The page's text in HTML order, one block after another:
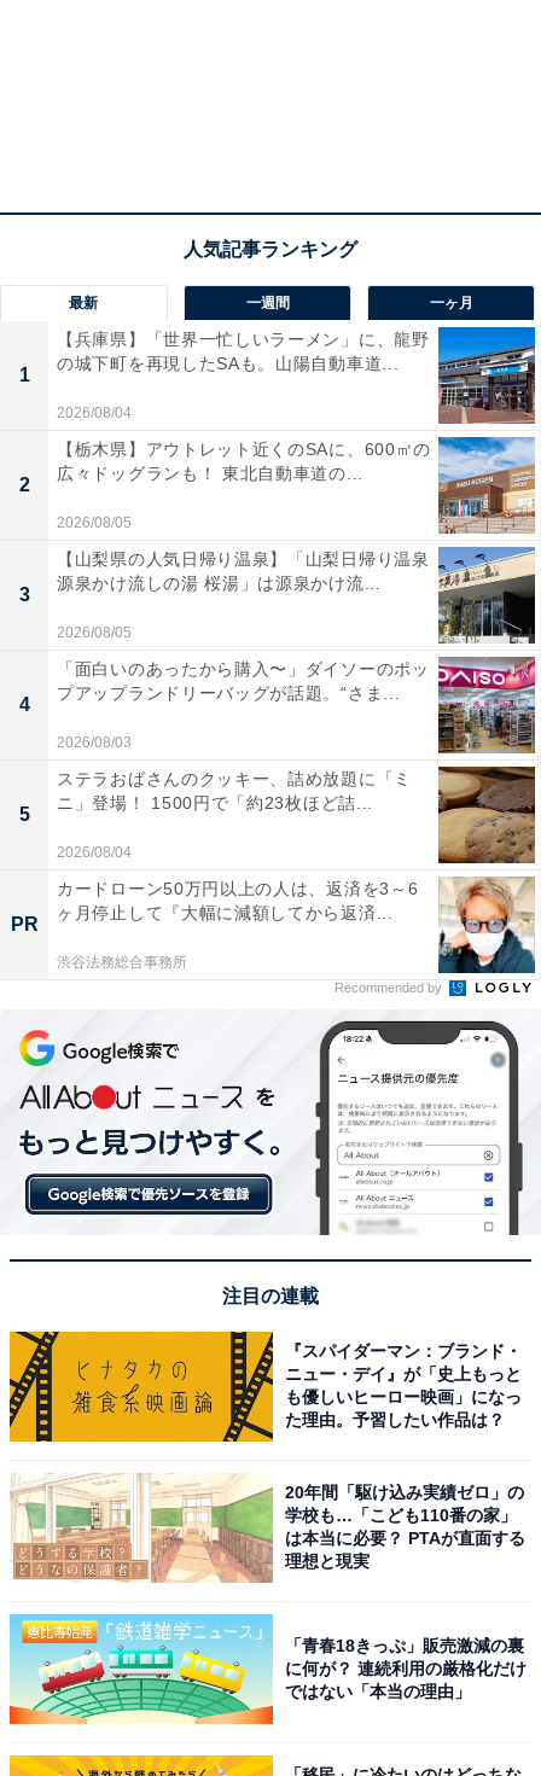
最新 一週間 一ヶ月
1
【兵庫県】「世界一忙しいラーメン」に、龍野
の城下町を再現したSAも。山陽自動車道...
2026/08/04
2
【栃木県】アウトレット近くのSAに、600㎡の
広々ドッグランも！ 東北自動車道の...
2026/08/05
3
【山梨県の人気日帰り温泉】「山梨日帰り温泉
源泉かけ流しの湯 桜湯」は源泉かけ流...
2026/08/05
4
「面白いのあったから購入〜」ダイソーのポッ
プアップランドリーバッグが話題。“さま...
2026/08/03
5
ステラおばさんのクッキー、詰め放題に「ミ
ニ」登場！ 1500円で「約23枚ほど詰...
2026/08/04
PR
カードローン50万円以上の人は、返済を3～6
ヶ月停止して『大幅に減額してから返済...
渋谷法務総合事務所
Recommended by
注目の連載
『スパイダーマン：ブランド・
ニュー・デイ』が「史上もっと
も優しいヒーロー映画」になっ
た理由。予習したい作品は？
20年間「駆け込み実績ゼロ」の
学校も…「こども110番の家」
は本当に必要？ PTAが直面する
理想と現実
「青春18きっぷ」販売激減の裏
に何が？ 連続利用の厳格化だけ
ではない「本当の理由」